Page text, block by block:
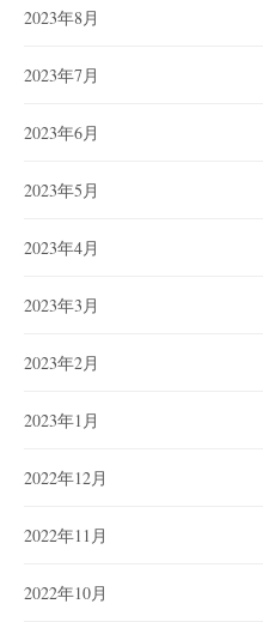
2023年8月
2023年7月
2023年6月
2023年5月
2023年4月
2023年3月
2023年2月
2023年1月
2022年12月
2022年11月
2022年10月